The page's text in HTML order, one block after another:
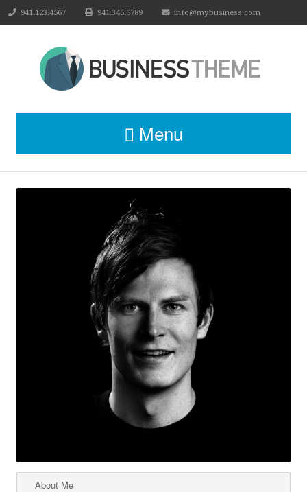
941.123.4567 941.345.6789 info@mybusiness.com
Menu
About Me